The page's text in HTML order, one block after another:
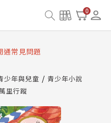
0
系統維護中，本站同步暫
資產合併與書櫃開通申請
通常見問題
重要說明及資產合併結果
墨系統維護中，本站同步暫
少年與兒童
青少年小說
里行蹤